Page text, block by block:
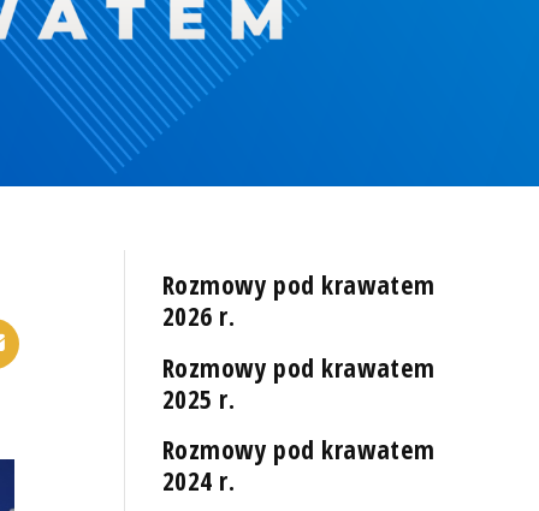
Rozmowy pod krawatem
2026 r.
Rozmowy pod krawatem
2025 r.
Rozmowy pod krawatem
2024 r.